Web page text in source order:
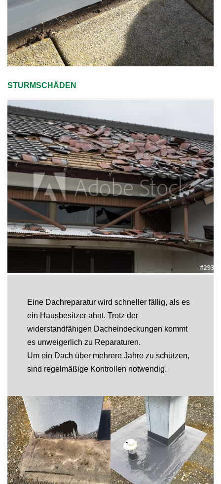
STURMSCHÄDEN
Eine Dachreparatur wird schneller fällig, als es
ein Hausbesitzer ahnt. Trotz der
widerstandfähigen Dacheindeckungen kommt
es unweigerlich zu Reparaturen.
Um ein Dach über mehrere Jahre zu schützen,
sind regelmäßige Kontrollen notwendig.